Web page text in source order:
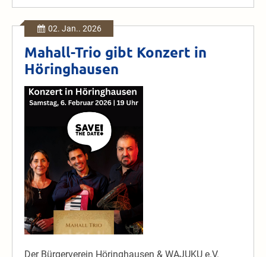
&
(ZNL)
02. Jan.. 2026
Mahall-Trio gibt Konzert in
Höringhausen
Mahall-
in
Höringhausen
Der Bürgerverein Höringhausen & WAJUKU e.V.